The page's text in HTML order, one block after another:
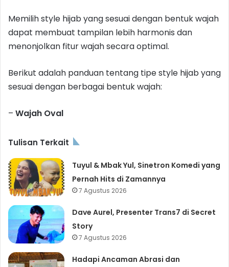
Memilih style hijab yang sesuai dengan bentuk wajah
dapat membuat tampilan lebih harmonis dan
menonjolkan fitur wajah secara optimal.
Berikut adalah panduan tentang tipe style hijab yang
sesuai dengan berbagai bentuk wajah:
– Wajah Oval
Tulisan Terkait
Tuyul & Mbak Yul, Sinetron Komedi yang
Pernah Hits di Zamannya
7 Agustus 2026
Dave Aurel, Presenter Trans7 di Secret
Story
7 Agustus 2026
Hadapi Ancaman Abrasi dan